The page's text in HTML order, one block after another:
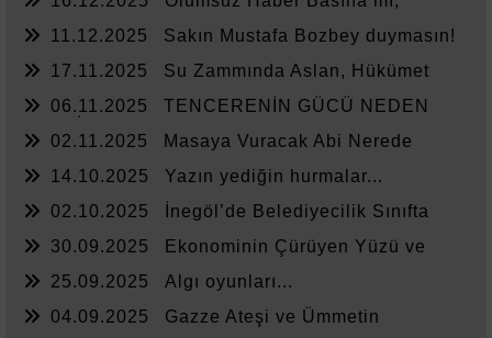
11.12.2025
Sakın Mustafa Bozbey duymasın!
17.11.2025
Su Zammında Aslan, Hükümet
06.11.2025
TENCERENİN GÜCÜ NEDEN
02.11.2025
Masaya Vuracak Abi Nerede
14.10.2025
Yazın yediğin hurmalar...
02.10.2025
İnegöl’de Belediyecilik Sınıfta
30.09.2025
Ekonominin Çürüyen Yüzü ve
25.09.2025
Algı oyunları...
04.09.2025
Gazze Ateşi ve Ümmetin